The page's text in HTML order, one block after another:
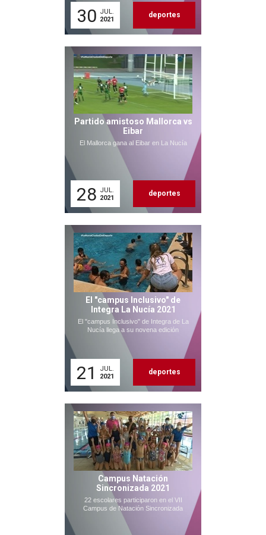
30 JUL.
2021
deportes
Partido amistoso Mallorca vs
Eibar
El Mallorca gana al Eibar en La Nucía
28 JUL.
2021
deportes
El "campus Inclusivo" de
Integra La Nucía 2021
El "campus Inclusivo" de Integra de La
Nucía llega a su novena edición
21
JUL.
2021
deportes
Campus Natación
Sincronizada 2021
22 escolares participaron en el VII
Campus de Natación Sincronizada